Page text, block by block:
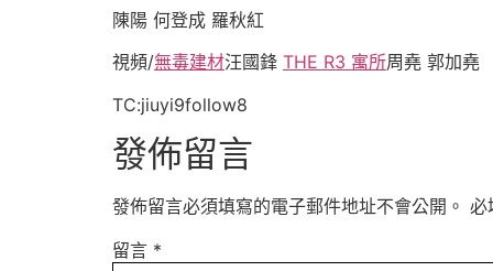
陳陽 何登成 羅秋紅
視頻/無毒建材汪國鋒 THE R3 寓所周堯 郭加堯
TC:jiuyi9follow8
發佈留言
發佈留言必須填寫的電子郵件地址不會公開。 必
留言 *